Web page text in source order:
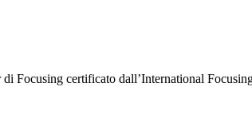
Focusing certificato dall’International